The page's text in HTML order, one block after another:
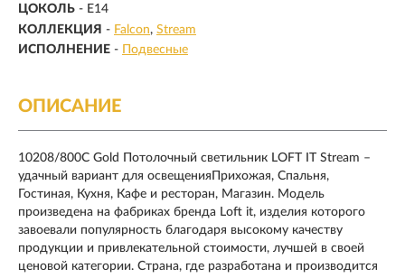
ЦОКОЛЬ - E14
КОЛЛЕКЦИЯ - Falcon Stream
ИСПОЛНЕНИЕ - Подвесные
ОПИСАНИЕ
10208/800C Gold Потолочный светильник LOFT IT Stream –
удачный вариант для освещенияПрихожая, Спальня,
Гостиная, Кухня, Кафе и ресторан, Магазин. Модель
произведена на фабриках бренда Loft it, изделия которого
завоевали популярность благодаря высокому качеству
продукции и привлекательной стоимости, лучшей в своей
ценовой категории. Страна, где разработана и производится